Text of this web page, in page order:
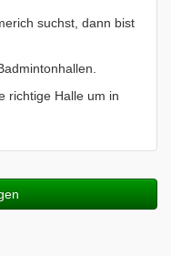
suchst, dann bist
richtige Halle um in